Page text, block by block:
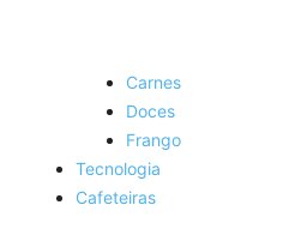
Carnes
Doces
Frango
Tecnologia
Cafeteiras